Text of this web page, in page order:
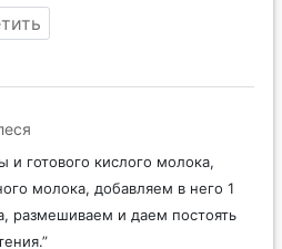
и готового кислого молока,
молока, добавляем в него 1
размешиваем и даем постоять